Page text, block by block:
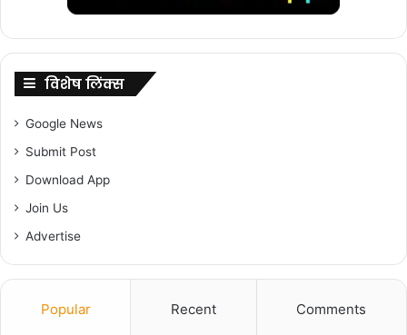
विशेष लिंक्स
Google News
Submit Post
Download App
Join Us
Advertise
Popular Recent Comments